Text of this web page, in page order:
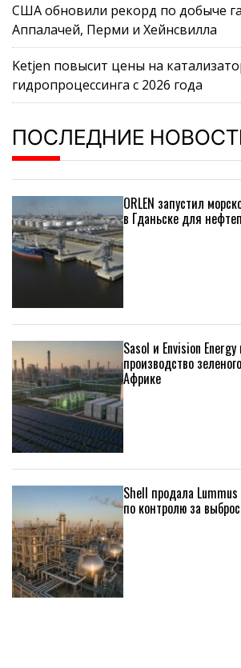
США обновили рекорд по добыче
Аппалачей, Перми и Хейнсвилла
Ketjen повысит цены на
гидропроцессинга с 2026 года
ПОСЛЕДНИЕ
ORLEN запустил
в Гданьске для
Sasol и Envision Energy
производство
Африке
Shell продала
по контролю за